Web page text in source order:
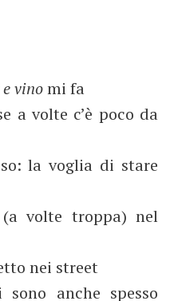
vinomi fa
a volte c’è poco da
la voglia di stare
volte troppa) nel
nei street
anche spesso